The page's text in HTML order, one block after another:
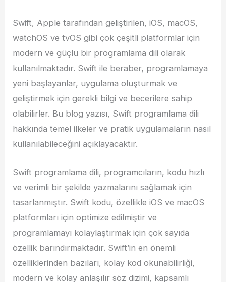
Swift, Apple tarafından geliştirilen, iOS, macOS,
watchOS ve tvOS gibi çok çeşitli platformlar için
modern ve güçlü bir programlama dili olarak
kullanılmaktadır. Swift ile beraber, programlamaya
yeni başlayanlar, uygulama oluşturmak ve
geliştirmek için gerekli bilgi ve becerilere sahip
olabilirler. Bu blog yazısı, Swift programlama dili
hakkında temel ilkeler ve pratik uygulamaların nasıl
kullanılabileceğini açıklayacaktır.
Swift programlama dili, programcıların, kodu hızlı
ve verimli bir şekilde yazmalarını sağlamak için
tasarlanmıştır. Swift kodu, özellikle iOS ve macOS
platformları için optimize edilmiştir ve
programlamayı kolaylaştırmak için çok sayıda
özellik barındırmaktadır. Swift’in en önemli
özelliklerinden bazıları, kolay kod okunabilirliği,
modern ve kolay anlaşılır söz dizimi, kapsamlı